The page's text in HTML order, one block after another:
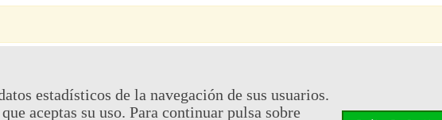
en 24h a través de diversos
Teléfono y Whatsapp +34 644 110 737
estadísticos de la navegación de sus usuarios.
aceptas su uso. Para continuar pulsa sobre